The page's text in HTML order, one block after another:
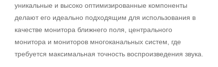
уникальные и высоко оптимизированные компоненты
делают его идеально подходящим для использования в
качестве монитора ближнего поля, центрального
монитора и мониторов многоканальных систем, где
требуется максимальная точность воспроизведения звука.